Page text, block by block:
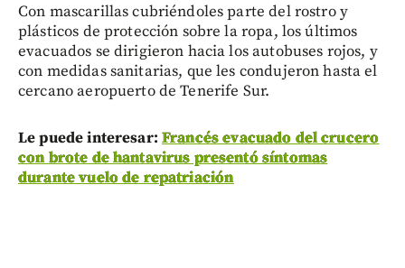
Con mascarillas cubriéndoles parte del rostro y
plásticos de protección sobre la ropa, los últimos
evacuados se dirigieron hacia los autobuses rojos, y
con medidas sanitarias, que les condujeron hasta el
cercano aeropuerto de Tenerife Sur.
Le puede interesar: Francés evacuado del crucero
con brote de hantavirus presentó síntomas
durante vuelo de repatriación